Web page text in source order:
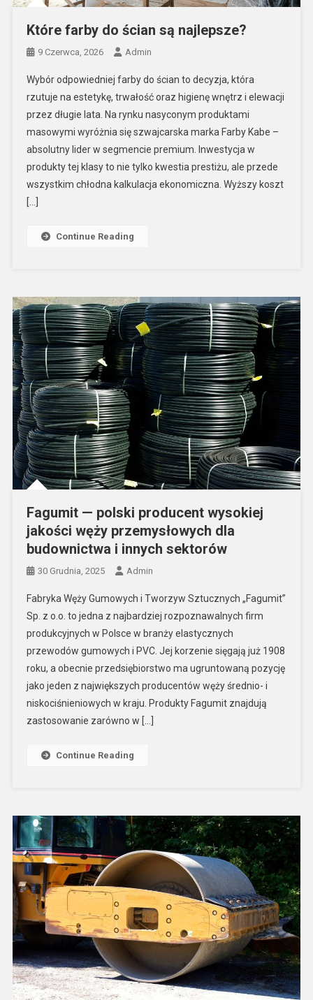
Które farby do ścian są najlepsze?
9 Czerwca, 2026 Admin
Wybór odpowiedniej farby do ścian to decyzja, która
rzutuje na estetykę, trwałość oraz higienę wnętrz i elewacji
przez długie lata. Na rynku nasyconym produktami
masowymi wyróżnia się szwajcarska marka Farby Kabe –
absolutny lider w segmencie premium. Inwestycja w
produkty tej klasy to nie tylko kwestia prestiżu, ale przede
wszystkim chłodna kalkulacja ekonomiczna. Wyższy koszt
[…]
Continue Reading
Fagumit — polski producent wysokiej
jakości węży przemysłowych dla
budownictwa i innych sektorów
30 Grudnia, 2025 Admin
Fabryka Węży Gumowych i Tworzyw Sztucznych „Fagumit”
Sp. z o.o. to jedna z najbardziej rozpoznawalnych firm
produkcyjnych w Polsce w branży elastycznych
przewodów gumowych i PVC. Jej korzenie sięgają już 1908
roku, a obecnie przedsiębiorstwo ma ugruntowaną pozycję
jako jeden z największych producentów węży średnio- i
niskociśnieniowych w kraju. Produkty Fagumit znajdują
zastosowanie zarówno w […]
Continue Reading